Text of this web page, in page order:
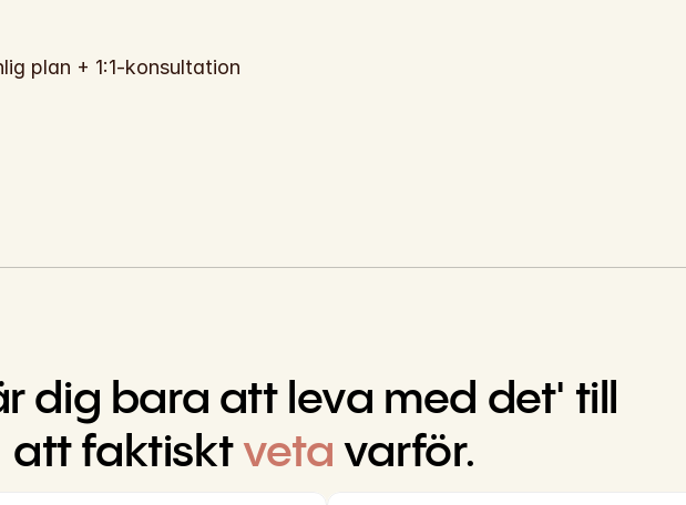
plan + 1:1-konsultation
dig bara att leva med det' till
att faktiskt veta varför.